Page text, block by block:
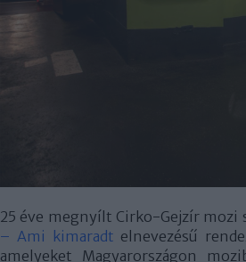
25 éve megnyílt Cirko-Gejzír
– Ami kimaradt elnevezésű
amelyeket Magyarországon